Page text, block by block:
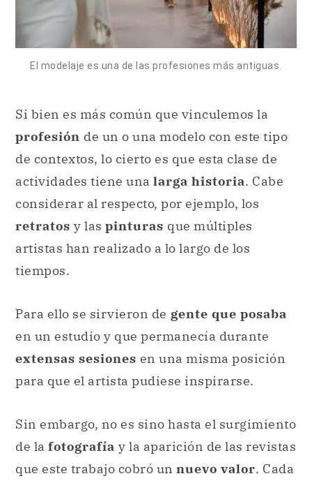
Si bien es más común que vinculemos la
profesiónde un o una modelo con este tipo
de contextos, lo cierto es que esta clase de
considerar al respecto, por ejemplo, los
retratosy laspinturasque múltiples
artistas han realizado a lo largo de los
tiempos.
Para ello se sirvieron de gente que posaba
en un estudio y que permanecía durante
extensas sesiones
Sin embargo, no es sino hasta el surgimiento
de lafotografíay la aparición de las revistas
que este trabajo cobró unnuevo valor
ideal de belleza representativo de un sector
de la sociedad al que ese o esa modelo
apuntaba. Históricamente es una de las